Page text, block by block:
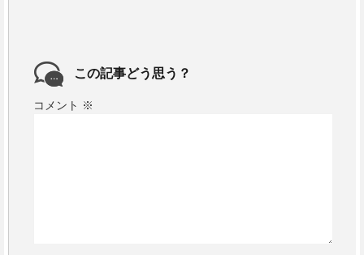
この記事どう思う？
コメント ※